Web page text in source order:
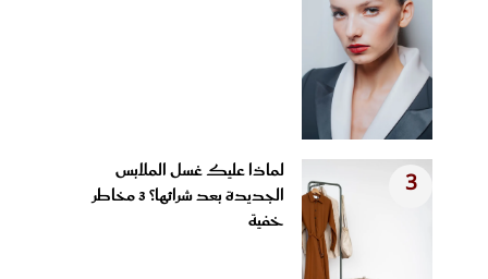
3
لماذا عليك غسل الملابس
الجديدة بعد شرائها؟ 3 مخاطر
خفية